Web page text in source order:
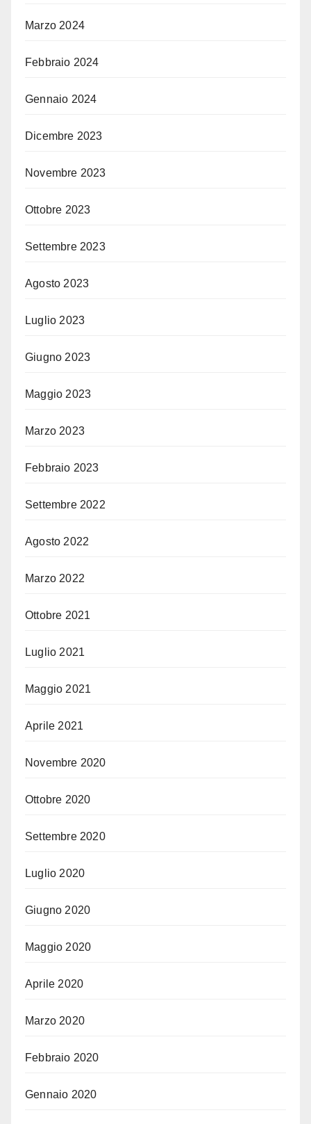
Marzo 2024
Febbraio 2024
Gennaio 2024
Dicembre 2023
Novembre 2023
Ottobre 2023
Settembre 2023
Agosto 2023
Luglio 2023
Giugno 2023
Maggio 2023
Marzo 2023
Febbraio 2023
Settembre 2022
Agosto 2022
Marzo 2022
Ottobre 2021
Luglio 2021
Maggio 2021
Aprile 2021
Novembre 2020
Ottobre 2020
Settembre 2020
Luglio 2020
Giugno 2020
Maggio 2020
Aprile 2020
Marzo 2020
Febbraio 2020
Gennaio 2020